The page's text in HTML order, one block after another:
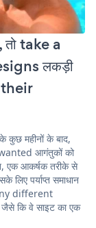
take a
लकड़ी
their
कुछ महीनों के बाद,
आगंतुकों को
एक आकर्षक तरीके से
पर्याप्त समाधान
different
कि वे साइट का एक